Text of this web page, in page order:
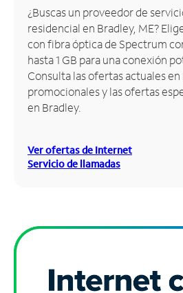
Inglés
Administrar
cuenta
Encuentra
una
tienda
¿Buscas un proveedor de
residencial en Bradley, ME?
con fibra óptica de Spectrum
hasta 1 GB para una conexión
Consulta las ofertas actuales
promocionales y las ofertas
en Bradley.
Ver ofertas de Internet
Servicio de llamadas